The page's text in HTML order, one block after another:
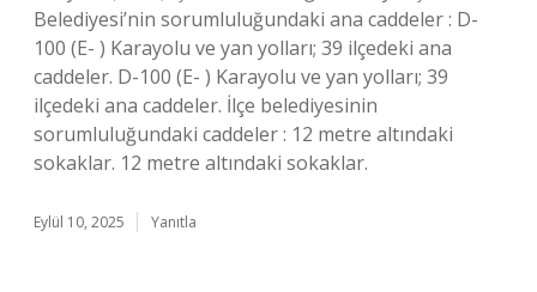
Belediyesi’nin sorumluluğundaki ana caddeler : D-
100 (E- ) Karayolu ve yan yolları; 39 ilçedeki ana
caddeler. D-100 (E- ) Karayolu ve yan yolları; 39
ilçedeki ana caddeler. İlçe belediyesinin
sorumluluğundaki caddeler : 12 metre altındaki
sokaklar. 12 metre altındaki sokaklar.
Eylül 10, 2025 Yanıtla